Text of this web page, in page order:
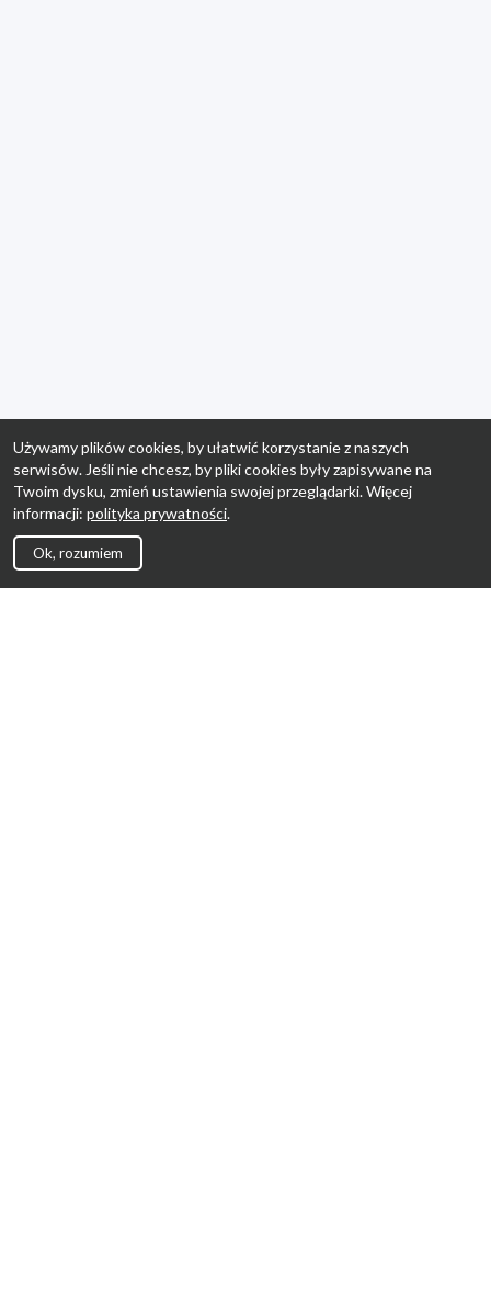
Używamy plików cookies, by ułatwić korzystanie z naszych
serwisów. Jeśli nie chcesz, by pliki cookies były zapisywane na
Twoim dysku, zmień ustawienia swojej przeglądarki. Więcej
informacji: polityka prywatności.
Ok, rozumiem